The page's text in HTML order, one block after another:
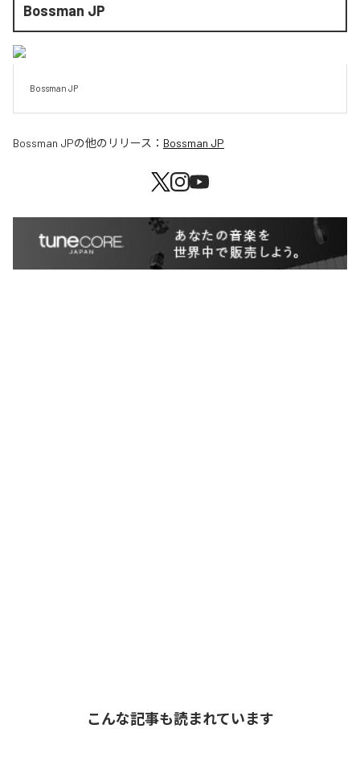
Bossman JP
Bossman JP
Bossman JPの他のリリース： Bossman JP
こんな記事も読まれています